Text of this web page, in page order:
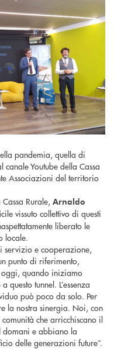
pandemia, quella di
Youtube della Cassa
Associazioni del territorio
Rurale, Arnaldo
vissuto collettivo di questi
liberato le
locale.
servizio e cooperazione,
punto di riferimento,
oggi, quando iniziamo
tunnel. L’essenza
può poco da solo. Per
la nostra sinergia. Noi, con
che arricchiscano il
domani e abbiano la
delle generazioni future”.